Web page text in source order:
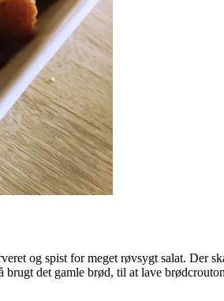
og spist for meget røvsygt salat. Der
det gamle brød, til at lave